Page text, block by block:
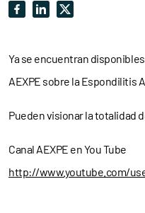
Ya se encuentran
AEXPE sobre la Espondilitis
Pueden visionar la totalidad
Canal AEXPE en You Tube
http://www.youtube.com/